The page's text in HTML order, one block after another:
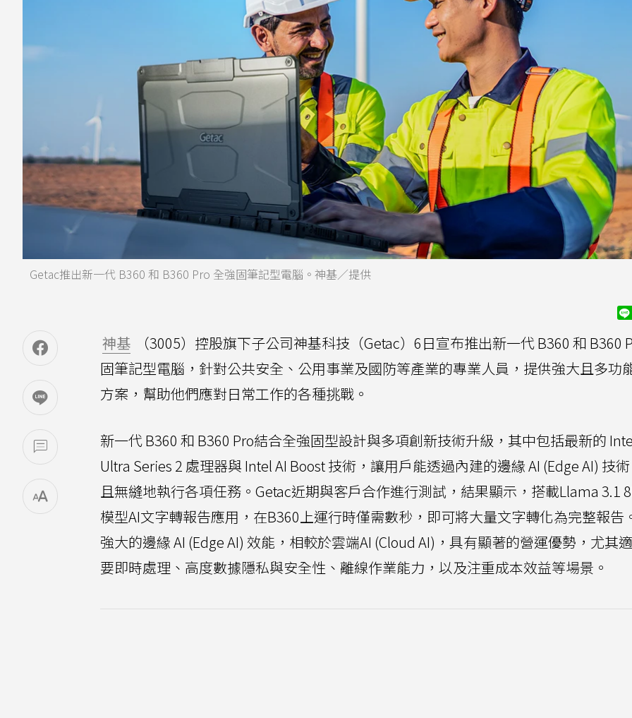
Getac推出新一代 B360 和 B360 Pro 全強固筆記型電腦。神基／提供
神基
（3005）控股旗下子公司神基科技（Getac）6日宣布推出新一代 B360 和 B360
固筆記型電腦，針對公共安全、公用事業及國防等產業的專業人員，提供強大且多功
方案，幫助他們應對日常工作的各種挑戰。
新一代 B360 和 B360 Pro結合全強固型設計與多項創新技術升級，其中包括最新的
Ultra Series 2 處理器與 Intel AI Boost 技術，讓用戶能透過內建的邊緣 AI (Edge AI) 技
且無縫地執行各項任務。Getac近期與客戶合作進行測試，結果顯示，搭載Llama 3.1
模型AI文字轉報告應用，在B360上運行時僅需數秒，即可將大量文字轉化為完整報告
強大的邊緣 AI (Edge AI) 效能，相較於雲端AI (Cloud AI)，具有顯著的營運優勢，尤其
要即時處理、高度數據隱私與安全性、離線作業能力，以及注重成本效益等場景。